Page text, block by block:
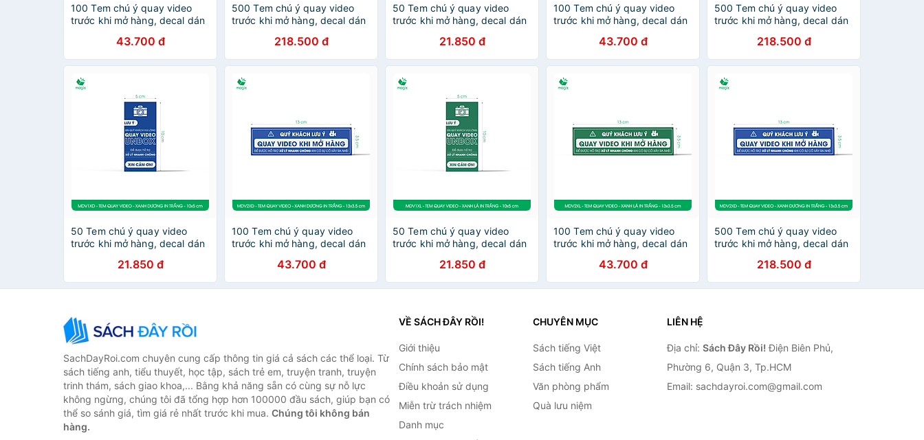
100 Tem chú ý quay video
trước khi mở hàng, decal dán
trắng - MDV1XL
43.700 đ
500 Tem chú ý quay video
trước khi mở hàng, decal dán
in trắng - MDV1XD
218.500 đ
50 Tem chú ý quay video
trước khi mở hàng, decal dán
trắng - MDV2XL
21.850 đ
100 Tem chú ý quay video
trước khi mở hàng, decal dán
in trắng - MDV1XD
43.700 đ
500 Tem chú ý quay video
trước khi mở hàng, decal dán
trắng - MDV2XL
218.500 đ
50 Tem chú ý quay video
trước khi mở hàng, decal dán
in trắng - MDV1XD
21.850 đ
100 Tem chú ý quay video
trước khi mở hàng, decal dán
dương in trắng - MDV2XD
43.700 đ
50 Tem chú ý quay video
trước khi mở hàng, decal dán
trắng - MDV1XL
21.850 đ
100 Tem chú ý quay video
trước khi mở hàng, decal dán
trắng - MDV2XL
43.700 đ
500 Tem chú ý quay video
trước khi mở hàng, decal dán
dương in trắng - MDV2XD
218.500 đ
SachDayRoi.com chuyên cung cấp thông tin giá cả sách các thể loại. Từ
sách tiếng anh, tiểu thuyết, học tập, sách trẻ em, truyện tranh, truyện
trinh thám, sách giao khoa,... Bằng khả năng sẵn có cùng sự nỗ lực
không ngừng, chúng tôi đã tổng hợp hơn 100000 đầu sách, giúp bạn có
thể so sánh giá, tìm giá rẻ nhất trước khi mua. Chúng tôi không bán
hàng.
VỀ SÁCH ĐÂY RỒI!
Giới thiệu
Chính sách bảo mật
Điều khoản sử dụng
Miễn trừ trách nhiệm
Danh mục
CHUYÊN MỤC
Sách tiếng Việt
Sách tiếng Anh
Văn phòng phẩm
Quà lưu niệm
LIÊN HỆ
Địa chỉ: Sách Đây Rồi! Điện Biên Phủ,
Phường 6, Quận 3, Tp.HCM
Email: sachdayroi.com@gmail.com